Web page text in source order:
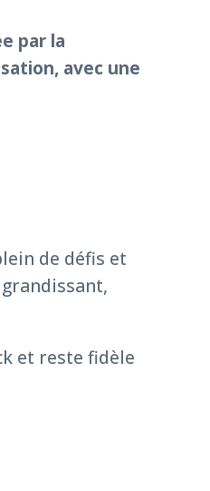
par la
avec une
de défis et
et reste fidèle